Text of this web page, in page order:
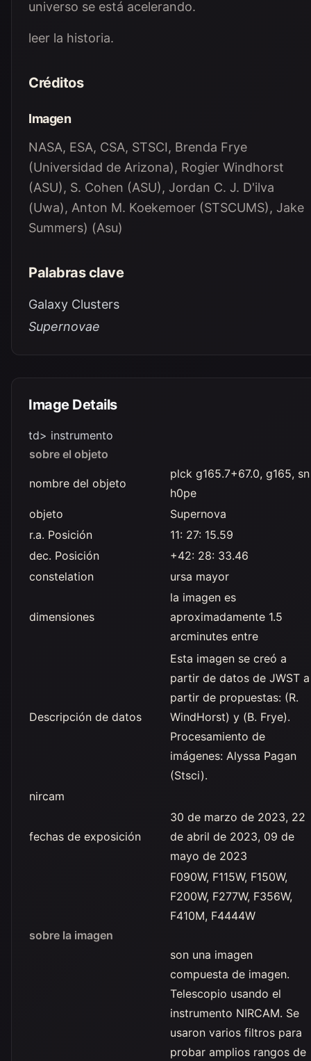
universo se está acelerando.
leer la historia.
Créditos
Imagen
NASA, ESA, CSA, STSCI, Brenda Frye
(Universidad de Arizona), Rogier Windhorst
(ASU), S. Cohen (ASU), Jordan C. J. D'ilva
(Uwa), Anton M. Koekemoer (STSCUMS), Jake
Summers) (Asu)
Palabras clave
Galaxy Clusters
Supernovae
Image Details
td> instrumento
sobre el objeto
nombre del objeto
plck g165.7+67.0, g165, sn
h0pe
objeto
Supernova
r.a. Posición
11: 27: 15.59
dec. Posición
+42: 28: 33.46
constelation
ursa mayor
dimensiones
la imagen es
aproximadamente 1.5
arcminutes entre
Descripción de datos
Esta imagen se creó a
partir de datos de JWST a
partir de propuestas: (R.
WindHorst) y (B. Frye).
Procesamiento de
imágenes: Alyssa Pagan
(Stsci).
nircam
fechas de exposición
30 de marzo de 2023, 22
de abril de 2023, 09 de
mayo de 2023
F090W, F115W, F150W,
F200W, F277W, F356W,
F410M, F4444W
sobre la imagen
son una imagen
compuesta de imagen.
Telescopio usando el
instrumento NIRCAM. Se
usaron varios filtros para
probar amplios rangos de